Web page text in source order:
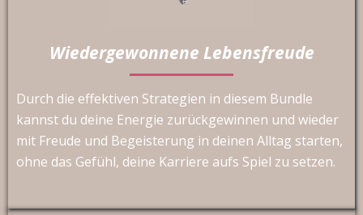
Wiedergewonnene Lebensfreude
Durch die effektiven Strategien in diesem Bundle
kannst du deine Energie zurückgewinnen und wieder
mit Freude und Begeisterung in deinen Alltag starten,
ohne das Gefühl, deine Karriere aufs Spiel zu setzen.